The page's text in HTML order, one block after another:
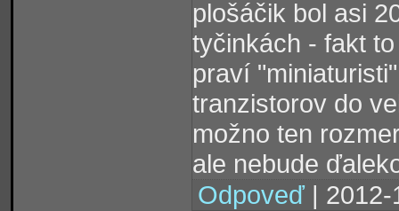
plošáčik bol asi
tyčinkách - fakt
praví
tranzistorov do
možno ten
ale nebude
Odpoveď |